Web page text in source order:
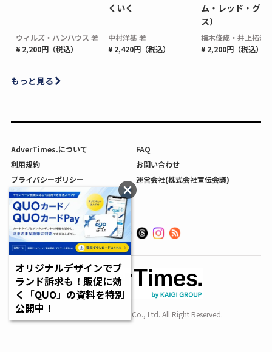
ウィルズ・パンハウス 著
¥ 2,200円（税込）
くいく
中村洋基 著
¥ 2,420円（税込）
ム・レッド・グロ
ス）
梅木俊成・井上拓海
¥ 2,200円（税込）
もっと見る
AdverTimes.について
FAQ
利用規約
お問い合わせ
プライバシーポリシー
運営会社(株式会社宣伝会議)
利用者情報の外部送信について
Copyright SENDENKAIGI Co., Ltd. All Right Reserved.
オリジナルデザインでブ
ランド訴求も！販促に効
く「QUO」の資料を特別
公開中！